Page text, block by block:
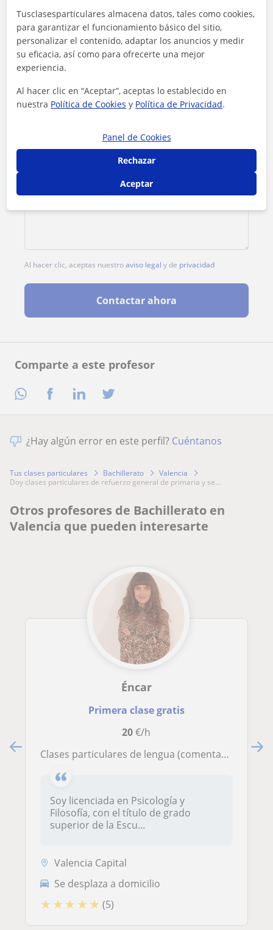
Comparte a este profesor
Tarifa 11€/h
1ª clase gratis
Al hacer clic, aceptas nuestroaviso legal y de privacidad
Contactar ahora
¿Hay algún error en este perfil? Cuéntanos
Tus clases particulares Bachillerato
Valencia
doy clases particulares de refuerzo general de primaria y se...
Otros profesores de Bachillerato en
Valencia que pueden interesarte
Éncar
Primera clase gratis
20€/h
Clases particulares de lengua (comentario de texto, sintaxis, etc.) valenciano, idiomas y filosofía
Soy licenciada en Psicología y
Filosofía, con el título de grado
superior de la Escu...
Valencia Capital
Se desplaza a domicilio
★ ★ ★ ★ ★ (5)
Tusclasesparticulares almacena datos, tales como cookies,
para garantizar el funcionamiento básico del sitio,
personalizar el contenido, adaptar los anuncios y medir
su eficacia, así como para ofrecerte una mejor
experiencia.
Al hacer clic en “Aceptar”, aceptas lo establecido en
nuestra Política de Cookies y Política de Privacidad.
Panel de Cookies
Rechazar
Aceptar